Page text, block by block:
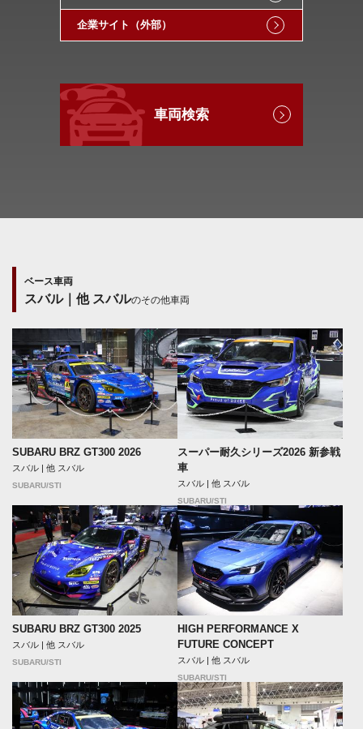
企業サイト（外部）
車両検索
ベース車両
スバル｜他 スバルのその他車両
SUBARU BRZ GT300 2026
スバル | 他 スバル
SUBARU/STI
スーパー耐久シリーズ2026 新参戦
車
スバル | 他 スバル
SUBARU/STI
SUBARU BRZ GT300 2025
スバル | 他 スバル
SUBARU/STI
HIGH PERFORMANCE X
FUTURE CONCEPT
スバル | 他 スバル
SUBARU/STI